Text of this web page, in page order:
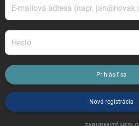
Prihlásiť sa
Nová registrácia